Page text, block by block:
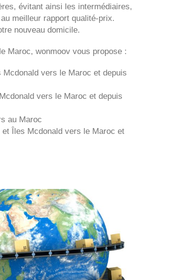
évitant ainsi les intermédiaires,
meilleur rapport qualité-prix.
nouveau domicile.
Maroc, wonmoov vous propose :
Mcdonaldvers le Maroc et depuis
vers le Maroc et depuis
au Maroc
et Îles Mcdonaldvers le Maroc et